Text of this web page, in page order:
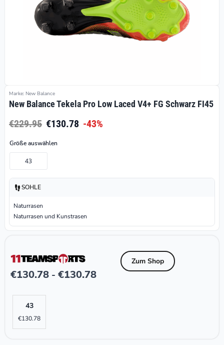
Marke: New Balance
New Balance Tekela Pro Low Laced V4+ FG Schwarz FI45
€229.95 €130.78 -43%
Größe auswählen
43
SOHLE
Naturrasen
Naturrasen und Kunstrasen
€130.78 - €130.78
Zum Shop
43
€130.78